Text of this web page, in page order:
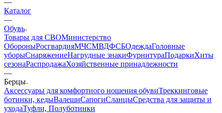
Каталог
—
Обувь
Товары для СВОМинистерство
ОбороныРосгвардияМЧСМВДФСБОдеждаГоловные
уборыСнаряжениеНагрудные знакиФурнитураПодаркиХиты
сезонаРаспродажаХозяйственные принадлежности
—
Берцы
Аксессуары для комфортного ношения обувиТреккинговые
ботинки, кедыВалешиСапогиСланцыСредства для защиты и
уходаТуфли, Полуботинки